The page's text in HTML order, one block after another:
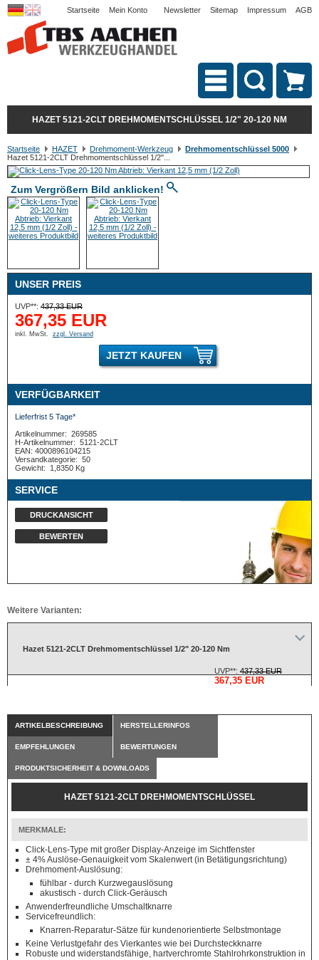
Startseite Mein Konto Newsletter Sitemap Impressum AGB
HAZET 5121-2CLT DREHMOMENTSCHLÜSSEL 1/2" 20-120 NM
Startseite HAZET Drehmoment-Werkzeug
Drehmomentschlüssel 5000
Hazet 5121-2CLT Drehmomentschlüssel 1/2"...
Zum Vergrößern Bild anklicken!
UNSER PREIS
UVP**: 437,33 EUR
367,35 EUR
inkl. MwSt. zzgl. Versand
JETZT KAUFEN
VERFÜGBARKEIT
Lieferfrist 5 Tage*
Artikelnummer: 269585
H-Artikelnummer: 5121-2CLT
EAN: 4000896104215
Versandkategorie: 50
Gewicht:
1,8350 Kg
SERVICE
DRUCKANSICHT
BEWERTEN
Weitere Varianten:
Hazet 5121-2CLT Drehmomentschlüssel 1/2" 20-120 Nm
UVP**: 437,33 EUR
367,35 EUR
ARTIKELBESCHREIBUNG HERSTELLERINFOS
EMPFEHLUNGEN BEWERTUNGEN
PRODUKTSICHERHEIT & DOWNLOADS
HAZET 5121-2CLT DREHMOMENTSCHLÜSSEL
MERKMALE:
Click-Lens-Type mit großer Display-Anzeige im Sichtfenster
± 4% Auslöse-Genauigkeit vom Skalenwert (in Betätigungsrichtung)
Drehmoment-Auslösung:
fühlbar - durch Kurzwegauslösung
akustisch - durch Click-Geräusch
Anwenderfreundliche Umschaltknarre
Servicefreundlich:
Knarren-Reparatur-Sätze für kundenorientierte Selbstmontage
Keine Verlustgefahr des Vierkantes wie bei Durchsteckknarre
Robuste und widerstandsfähige, hartverchromte Stahlrohrkonstruktion in